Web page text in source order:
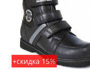
+скидка 15%